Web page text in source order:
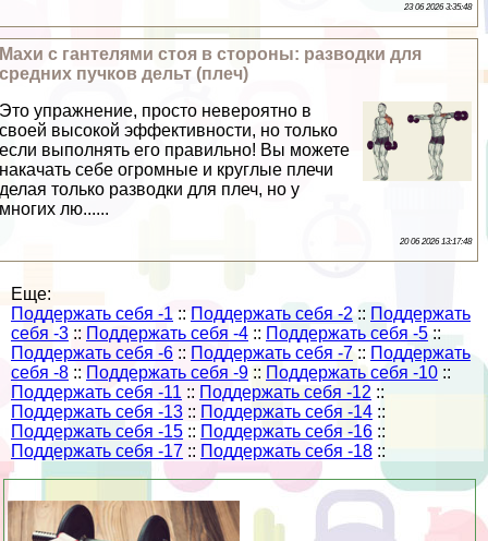
23 06 2026 3:35:48
Махи с гантелями стоя в стороны: разводки для
средних пучков дельт (плеч)
Это упражнение, просто невероятно в
своей высокой эффективности, но только
если выполнять его правильно! Вы можете
накачать себе огромные и круглые плечи
делая только разводки для плеч, но у
многих лю......
20 06 2026 13:17:48
Еще:
Поддержать себя -1 :: Поддержать себя -2 :: Поддержать
себя -3 :: Поддержать себя -4 :: Поддержать себя -5 ::
Поддержать себя -6 :: Поддержать себя -7 :: Поддержать
себя -8 :: Поддержать себя -9 :: Поддержать себя -10 ::
Поддержать себя -11 :: Поддержать себя -12 ::
Поддержать себя -13 :: Поддержать себя -14 ::
Поддержать себя -15 :: Поддержать себя -16 ::
Поддержать себя -17 :: Поддержать себя -18 ::